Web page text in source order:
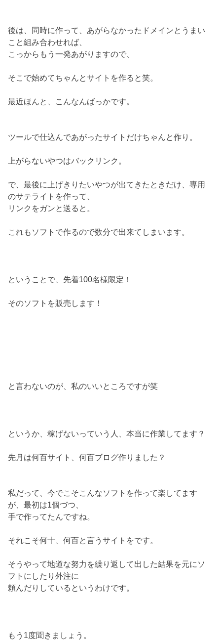
後は、同時に作って、あがらなかったドメインとうまい
こと組み合わせれば、
こっからもう一発あがりますので、
そこで始めてちゃんとサイトを作ると笑。
最近ほんと、こんなんばっかです。
ツールで仕込んであがったサイトだけちゃんと作り。
上がらないやつはバックリンク。
で、最後に上げきりたいやつが出てきたときだけ、専用
のサテライトを作って、
リンクをガンと送ると。
これもソフトで作るので数分で出来てしまいます。
ということで、先着100名様限定！
そのソフトを販売します！
と言わないのが、私のいいところですが笑
というか、稼げないっていう人、本当に作業してます？
先月は何百サイト、何百ブログ作りました？
私だって、今でこそこんなソフトを作って楽してます
が、最初は1個づつ、
手で作ってたんですね。
それこそ何十、何百と言うサイトをです。
そうやって地道な努力を繰り返して出した結果を元にソ
フトにしたり外注に
頼んだりしているというわけです。
もう1度聞きましょう。